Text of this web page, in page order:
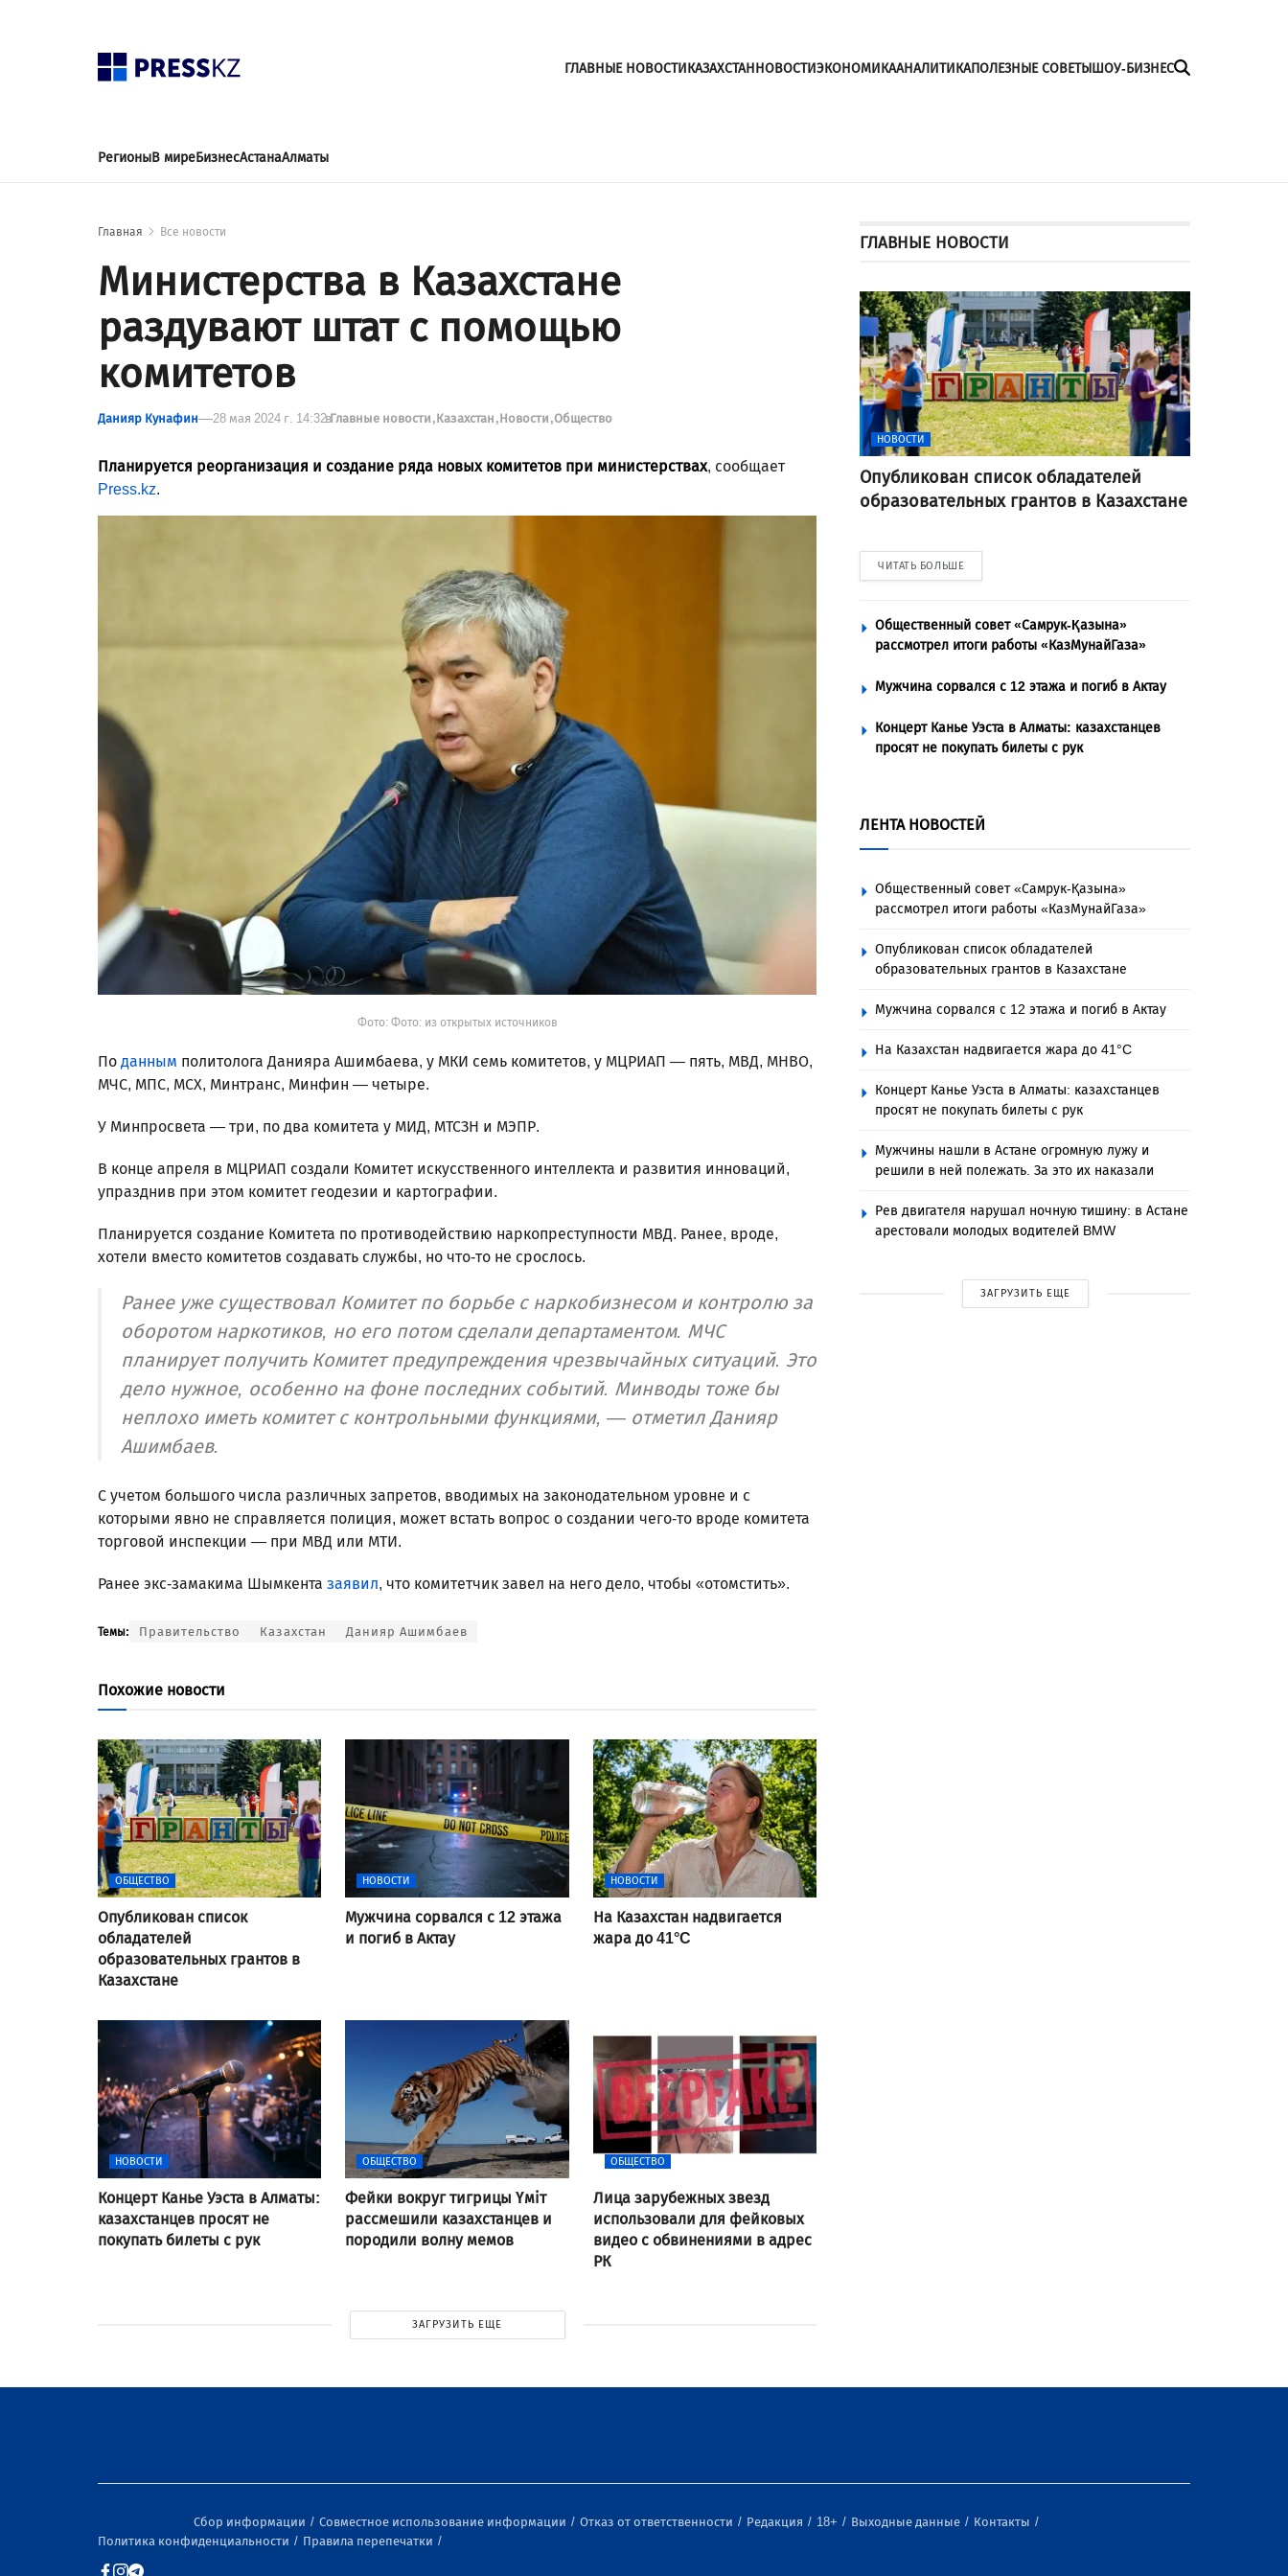
ГЛАВНЫЕ НОВОСТИКАЗАХСТАННОВОСТИЭКОНОМИКААНАЛИТИКАПОЛЕЗНЫЕ СОВЕТЫШОУ-БИЗНЕС
РегионыВ миреБизнесАстанаАлматы
Главная Все новости
Министерства в Казахстане
раздувают штат с помощью
комитетов
Данияр Кунафин 28 мая 2024 г. 14:32вГлавные новости Казахстан НовостиОбщество
Планируется реорганизация и создание ряда новых комитетов при министерствах, сообщает
Press.kz.
Фото: Фото: из открытых источников
По данным политолога Данияра Ашимбаева, у МКИ семь комитетов, у МЦРИАП — пять, МВД, МНВО,
МЧС, МПС, МСХ, Минтранс, Минфин — четыре.
У Минпросвета — три, по два комитета у МИД, МТСЗН и МЭПР.
В конце апреля в МЦРИАП создали Комитет искусственного интеллекта и развития инноваций,
упразднив при этом комитет геодезии и картографии.
Планируется создание Комитета по противодействию наркопреступности МВД. Ранее, вроде,
хотели вместо комитетов создавать службы, но что-то не срослось.
Ранее уже существовал Комитет по борьбе с наркобизнесом и контролю за
оборотом наркотиков, но его потом сделали департаментом. МЧС
планирует получить Комитет предупреждения чрезвычайных ситуаций. Это
дело нужное, особенно на фоне последних событий. Минводы тоже бы
неплохо иметь комитет с контрольными функциями, — отметил Данияр
Ашимбаев.
С учетом большого числа различных запретов, вводимых на законодательном уровне и с
которыми явно не справляется полиция, может встать вопрос о создании чего-то вроде комитета
торговой инспекции — при МВД или МТИ.
Ранее экс-замакима Шымкента заявил, что комитетчик завел на него дело, чтобы «отомстить».
Темы: Правительство Казахстан Данияр Ашимбаев
Похожие новости
ОБЩЕСТВО
Опубликован список
обладателей
образовательных грантов в
Казахстане
НОВОСТИ
Мужчина сорвался с 12 этажа
и погиб в Актау
НОВОСТИ
На Казахстан надвигается
жара до 41°C
НОВОСТИ
Концерт Канье Уэста в Алматы:
казахстанцев просят не
покупать билеты с рук
ОБЩЕСТВО
Фейки вокруг тигрицы Үміт
рассмешили казахстанцев и
породили волну мемов
ОБЩЕСТВО
Лица зарубежных звезд
использовали для фейковых
видео с обвинениями в адрес
РК
ЗАГРУЗИТЬ ЕЩЕ
ГЛАВНЫЕ НОВОСТИ
НОВОСТИ
Опубликован список обладателей
образовательных грантов в Казахстане
ЧИТАТЬ БОЛЬШЕ
Общественный совет «Самрук-Қазына»
рассмотрел итоги работы «КазМунайГаза»
Мужчина сорвался с 12 этажа и погиб в Актау
Концерт Канье Уэста в Алматы: казахстанцев
просят не покупать билеты с рук
ЛЕНТА НОВОСТЕЙ
Общественный совет «Самрук-Қазына»
рассмотрел итоги работы «КазМунайГаза»
Опубликован список обладателей
образовательных грантов в Казахстане
Мужчина сорвался с 12 этажа и погиб в Актау
На Казахстан надвигается жара до 41°C
Концерт Канье Уэста в Алматы: казахстанцев
просят не покупать билеты с рук
Мужчины нашли в Астане огромную лужу и
решили в ней полежать. За это их наказали
Рев двигателя нарушал ночную тишину: в Астане
арестовали молодых водителей BMW
ЗАГРУЗИТЬ ЕЩЕ
Сбор информации Совместное использование информации Отказ от ответственности Редакция 18+ Выходные данные
Контакты
Политика конфиденциальности
Правила перепечатки